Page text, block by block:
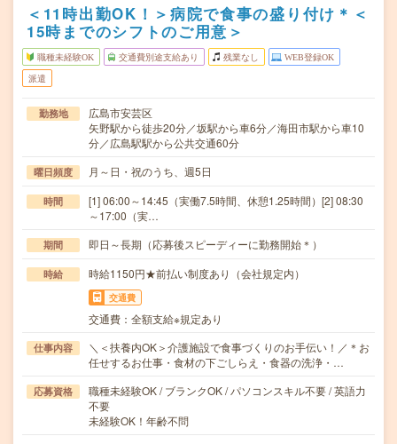
＜11時出勤OK！＞病院で食事の盛り付け＊＜
15時までのシフトのご用意＞
職種未経験OK 交通費別途支給あり 残業なし WEB登録OK
派遣
勤務地
広島市安芸区
矢野駅から徒歩20分／坂駅から車6分／海田市駅から車10
分／広島駅駅から公共交通60分
曜日頻度 月～日・祝のうち、週5日
時間
[1] 06:00～14:45（実働7.5時間、休憩1.25時間）[2] 08:30
～17:00（実…
期間 即日～長期（応募後スピーディーに勤務開始＊）
時給 時給1150円★前払い制度あり（会社規定内）
交通費
交通費：全額支給※規定あり
仕事内容
＼＜扶養内OK＞介護施設で食事づくりのお手伝い！／＊お
任せするお仕事・食材の下ごしらえ・食器の洗浄・…
応募資格
職種未経験OK / ブランクOK / パソコンスキル不要 / 英語力
不要
未経験OK！年齢不問